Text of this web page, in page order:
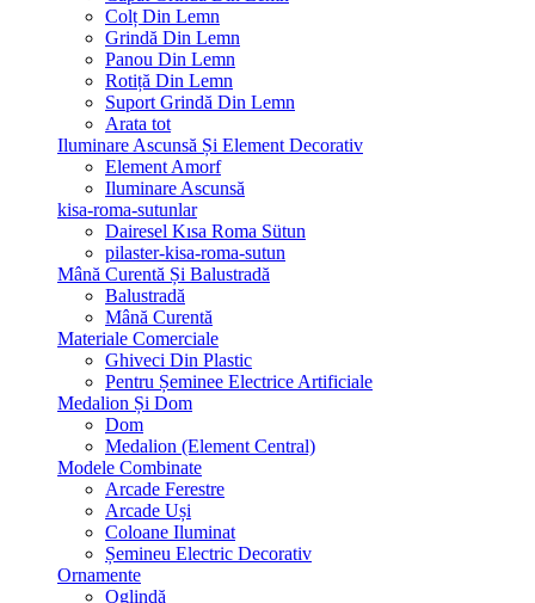
Colț Din Lemn
Grindă Din Lemn
Panou Din Lemn
Rotiță Din Lemn
Suport Grindă Din Lemn
Arata tot
Iluminare Ascunsă Și Element Decorativ
Element Amorf
Iluminare Ascunsă
kisa-roma-sutunlar
Dairesel Kısa Roma Sütun
pilaster-kisa-roma-sutun
Mână Curentă Și Balustradă
Balustradă
Mână Curentă
Materiale Comerciale
Ghiveci Din Plastic
Pentru Șeminee Electrice Artificiale
Medalion Și Dom
Dom
Medalion (Element Central)
Modele Combinate
Arcade Ferestre
Arcade Uși
Coloane Iluminat
Șemineu Electric Decorativ
Ornamente
Oglindă